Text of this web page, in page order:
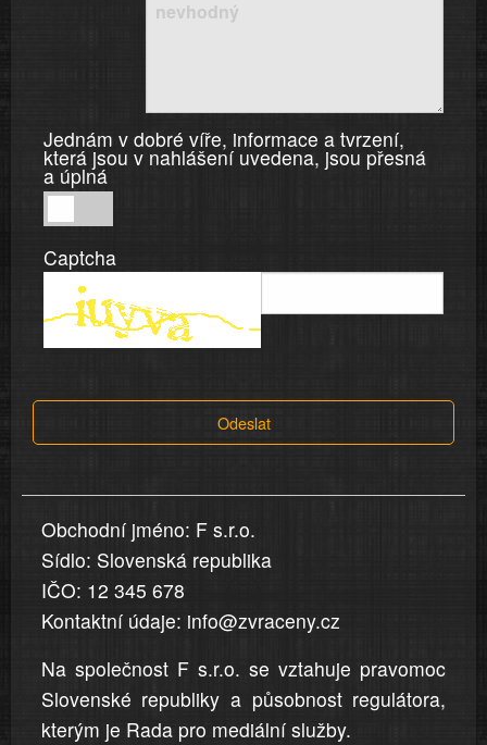
Jednám v dobré víře, informace a tvrzení,
která jsou v nahlášení uvedena, jsou přesná
a úplná
v
dobré
informace
v
uvedena,
jsou
přesná
a
úplná
Captcha
Odeslat
Obchodní jméno: F s.r.o.
Sídlo: Slovenská republika
IČO: 12 345 678
Kontaktní údaje: info@zvraceny.cz
Na společnost F s.r.o. se vztahuje pravomoc
Slovenské republiky a působnost regulátora,
kterým je Rada pro mediální služby.